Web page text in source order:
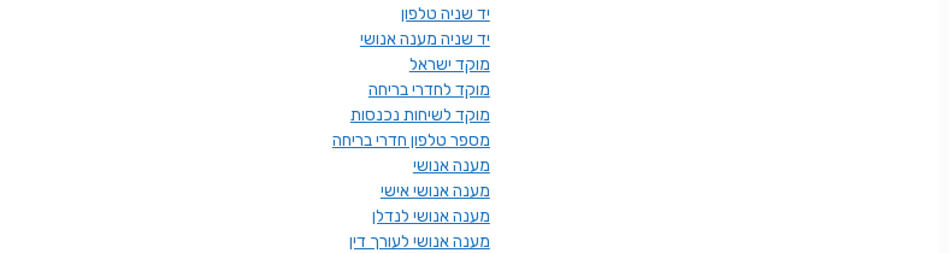
יד שניה טלפון
יד שניה מענה אנושי
מוקד ישראל
מוקד לחדרי בריחה
מוקד לשיחות נכנסות
מספר טלפון חדרי בריחה
מענה אנושי
מענה אנושי אישי
מענה אנושי לנדלן
מענה אנושי לעורך דין